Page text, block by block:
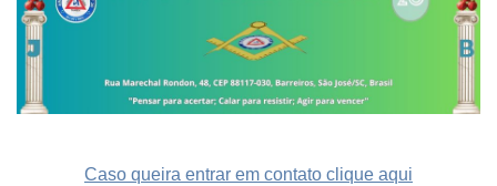
Caso queira entrar em contato clique aqui